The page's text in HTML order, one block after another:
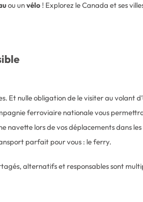
ou unvélo ! Explorez le Canada et ses
nulle obligation de le visiter au volant
ferroviaire nationale vous
navette lors de vos déplacements dans
parfait pour vous : le ferry.
alternatifs et responsables sont